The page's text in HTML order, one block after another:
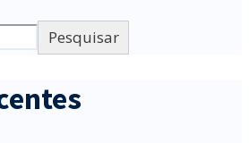
Pesquisar